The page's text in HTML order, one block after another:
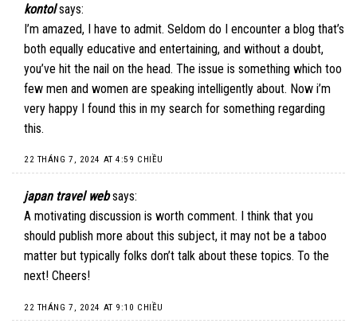
kontol says:
I’m amazed, I have to admit. Seldom do I encounter a blog that’s
both equally educative and entertaining, and without a doubt,
you’ve hit the nail on the head. The issue is something which too
few men and women are speaking intelligently about. Now i’m
very happy I found this in my search for something regarding
this.
22 THÁNG 7, 2024 AT 4:59 CHIỀU
japan travel web says:
A motivating discussion is worth comment. I think that you
should publish more about this subject, it may not be a taboo
matter but typically folks don’t talk about these topics. To the
next! Cheers!
22 THÁNG 7, 2024 AT 9:10 CHIỀU